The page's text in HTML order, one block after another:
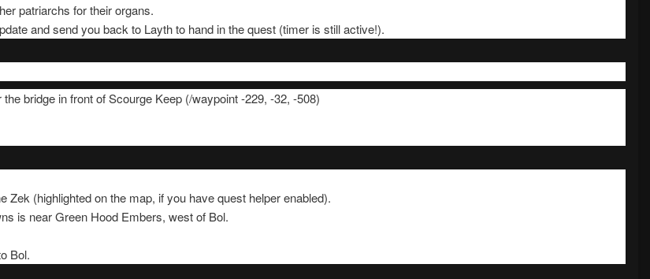
patriarchs for their organs.
and send you back to Layth to hand in the quest (timer is still active!).
the bridge in front of Scourge Keep (/waypoint -229, -32, -508)
Zek (highlighted on the map, if you have quest helper enabled).
is near Green Hood Embers, west of Bol.
Bol.